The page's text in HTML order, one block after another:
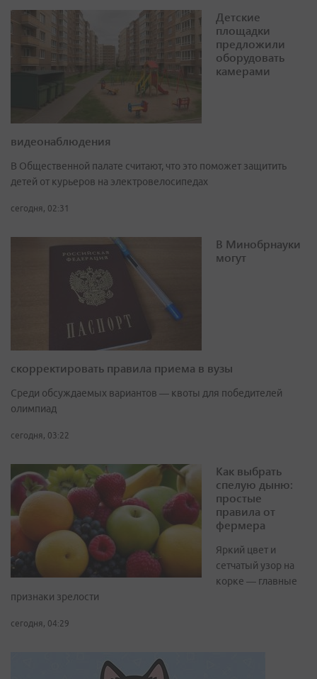
Детские
площадки
предложили
оборудовать
камерами
видеонаблюдения
В Общественной палате считают, что это поможет защитить
детей от курьеров на электровелосипедах
сегодня, 02:31
В Минобрнауки
могут
скорректировать правила приема в вузы
Среди обсуждаемых вариантов — квоты для победителей
олимпиад
сегодня, 03:22
Как выбрать
спелую дыню:
простые
правила от
фермера
Яркий цвет и
сетчатый узор на
корке — главные
признаки зрелости
сегодня, 04:29